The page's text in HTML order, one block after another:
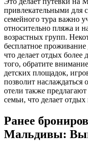
привлекательными для
семейного тура важно
относительно пляжа и
возрастных групп.
бесплатное проживание
что делает отдых
того, обратите
детских площадок,
позволит
отели также
семьи, что делает
Ранее
Мальдивы: